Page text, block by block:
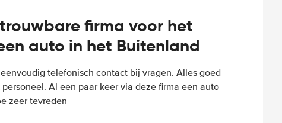
firma voor het
auto in het Buitenland
telefonisch contact bij vragen. Alles goed
Al een paar keer via deze firma een auto
zeer tevreden